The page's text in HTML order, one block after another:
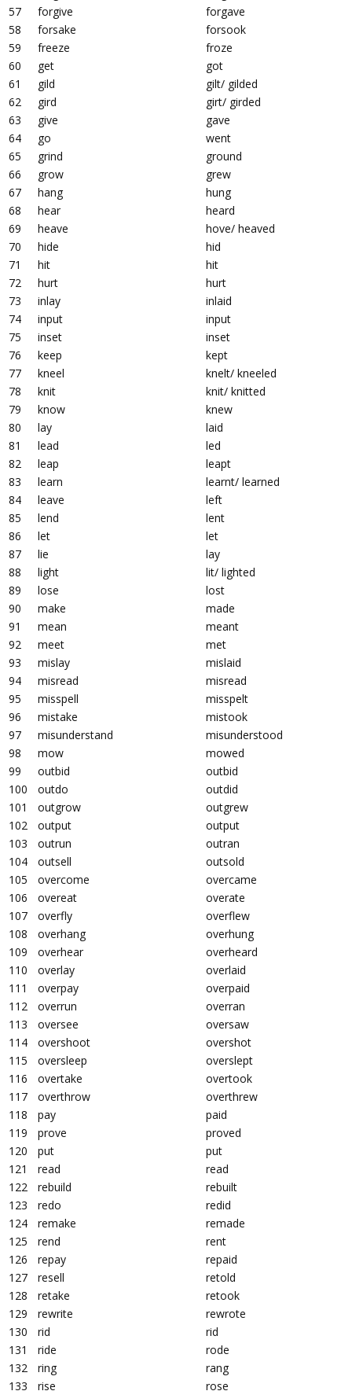
57
forgive
forgave
58
forsake
forsook
59
freeze
froze
60
get
got
61
gild
gilt/ gilded
62
gird
girt/ girded
63
give
gave
64
go
went
65
grind
ground
66
grow
grew
67
hang
hung
68
hear
heard
69
heave
hove/ heaved
70
hide
hid
71
hit
hit
72
hurt
hurt
73
inlay
inlaid
74
input
input
75
inset
inset
76
keep
kept
77
kneel
knelt/ kneeled
78
knit
knit/ knitted
79
know
knew
80
lay
laid
81
lead
led
82
leap
leapt
83
learn
learnt/ learned
84
leave
left
85
lend
lent
86
let
let
87
lie
lay
88
light
lit/ lighted
89
lose
lost
90
make
made
91
mean
meant
92
meet
met
93
mislay
mislaid
94
misread
misread
95
misspell
misspelt
96
mistake
mistook
97
misunderstand
misunderstood
98
mow
mowed
99
outbid
outbid
100
outdo
outdid
101
outgrow
outgrew
102
output
output
103
outrun
outran
104
outsell
outsold
105
overcome
overcame
106
overeat
overate
107
overfly
overflew
108
overhang
overhung
109
overhear
overheard
110
overlay
overlaid
111
overpay
overpaid
112
overrun
overran
113
oversee
oversaw
114
overshoot
overshot
115
oversleep
overslept
116
overtake
overtook
117
overthrow
overthrew
118
pay
paid
119
prove
proved
120
put
put
121
read
read
122
rebuild
rebuilt
123
redo
redid
124
remake
remade
125
rend
rent
126
repay
repaid
127
resell
retold
128
retake
retook
129
rewrite
rewrote
130
rid
rid
131
ride
rode
132
ring
rang
133
rise
rose